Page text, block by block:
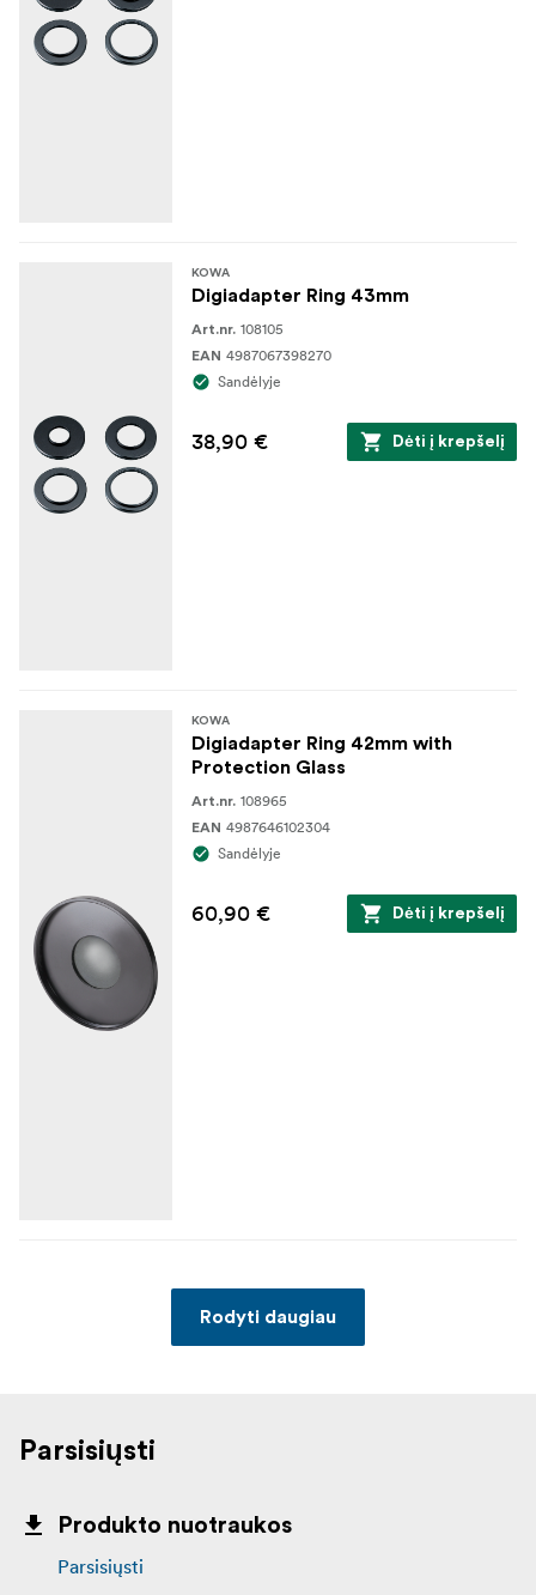
KOWA
Digiadapter Ring 43mm
Art.nr. 108105
EAN 4987067398270
Sandėlyje
38,90 € Dėti į krepšelį
KOWA
Digiadapter Ring 42mm with
Protection Glass
Art.nr. 108965
EAN 4987646102304
Sandėlyje
60,90 € Dėti į krepšelį
Rodyti daugiau
Parsisiųsti
Produkto nuotraukos
Parsisiųsti